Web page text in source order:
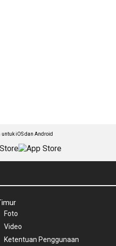
iOS dan Android
Foto
Video
Ketentuan Penggunaan